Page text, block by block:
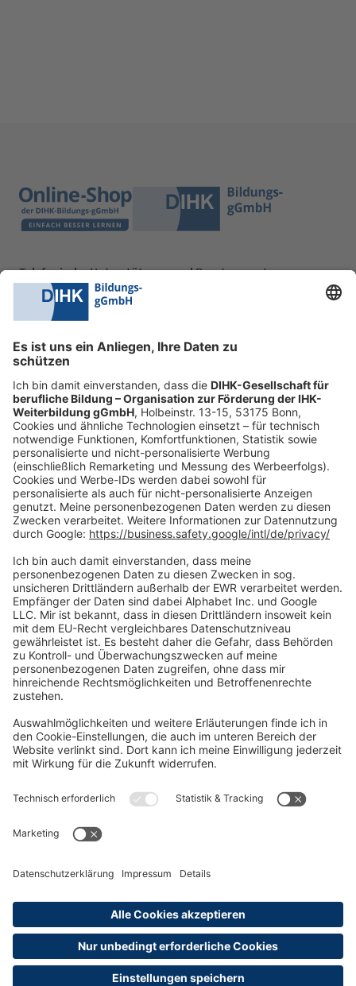
Telefonische Unterstützung und Beratung unter:
0228 6205 205
Fr.:
09:00-14:00 Uhr
shop@dihk-bildung.shop
Vertrag widerrufen
Zahlungsarten
Social Media
Oft Gesucht
Rund um die Prüfung
Datenschutzerklärung
Widerrufsrecht
Versandinformationen
Erklärung zur Barrierefreiheit
Abonnements hier kündigen
Cookie-Einstellungen